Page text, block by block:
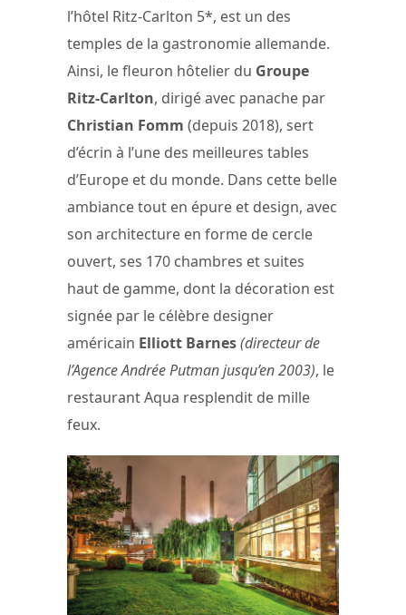
l’hôtel Ritz-Carlton 5*, est un des
temples de la gastronomie allemande.
Ainsi, le fleuron hôtelier du Groupe
Ritz-Carlton, dirigé avec panache par
Christian Fomm (depuis 2018), sert
d’écrin à l’une des meilleures tables
d’Europe et du monde. Dans cette belle
ambiance tout en épure et design, avec
son architecture en forme de cercle
ouvert, ses 170 chambres et suites
haut de gamme, dont la décoration est
signée par le célèbre designer
américain Elliott Barnes(directeur de
l’Agence Andrée Putman jusqu’en 2003), le
restaurant Aqua resplendit de mille
feux.